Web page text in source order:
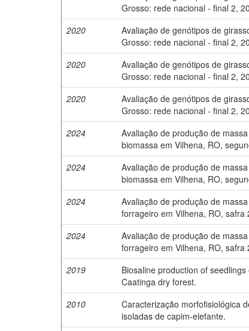
Grosso: rede nacional - final 2,
2020
Avaliação de genótipos de
Grosso: rede nacional - final 2,
2020
Avaliação de genótipos de
Grosso: rede nacional - final 2,
2020
Avaliação de genótipos de
Grosso: rede nacional - final 2,
2024
Avaliação de produção de
biomassa em Vilhena, RO,
2024
Avaliação de produção de
biomassa em Vilhena, RO,
2024
Avaliação de produção de
forrageiro em Vilhena, RO, safra
2024
Avaliação de produção de
forrageiro em Vilhena, RO, safra
2019
Biosaline production of
Caatinga dry forest.
2010
Caracterização morfofisiológica
isoladas de capim-elefante.